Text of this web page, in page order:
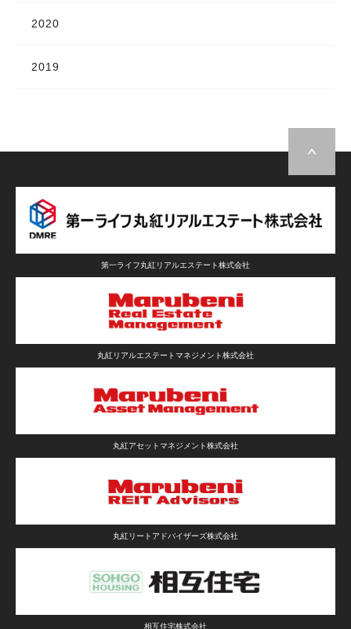
2020
2019
第一ライフ丸紅リアルエステート株式会社
丸紅リアルエステートマネジメント株式会社
丸紅アセットマネジメント株式会社
丸紅リートアドバイザーズ株式会社
相互住宅株式会社